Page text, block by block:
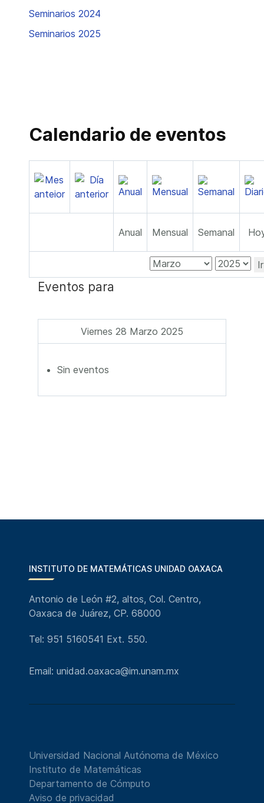
Seminarios 2024
Seminarios 2025
Calendario de eventos
Anual Mensual Semanal
Eventos para
Viernes 28 Marzo 2025
Sin eventos
INSTITUTO DE MATEMÁTICAS UNIDAD OAXACA
Antonio de León #2, altos, Col. Centro,
Oaxaca de Juárez, CP. 68000
Tel: 951 5160541 Ext. 550.
Email: unidad.oaxaca@im.unam.mx
Universidad Nacional Autónoma de México
Instituto de Matemáticas
Departamento de Cómputo
Aviso de privacidad